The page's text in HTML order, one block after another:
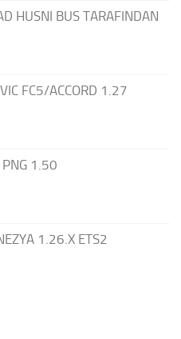
HUSNI BUS TARAFINDAN
FC5/ACCORD 1.27
1.50
1.26.X ETS2